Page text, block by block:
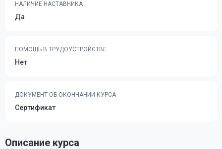
НАЛИЧИЕ НАСТАВНИКА
Да
ПОМОЩЬ В ТРУДОУСТРОЙСТВЕ
Нет
ДОКУМЕНТ ОБ ОКОНЧАНИИ КУРСА
Сертификат
Описание курса